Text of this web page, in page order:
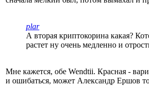
plar
А вторая криптокорина какая?
растет ну очень медленно и
Мне кажется, обе Wendtii. Красная -
и ошибаться, может Александр Ершов